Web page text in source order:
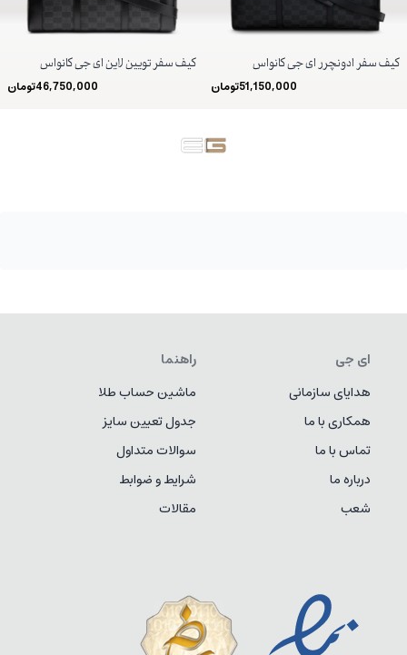
کیف سفر ادونچرر ای جی کانواس
51,150,000تومان
کیف سفر تویین لاین ای جی کانواس
46,750,000تومان
ای جی
هدایای سازمانی
همکاری با ما
تماس با ما
درباره ما
شعب
راهنما
ماشین حساب طلا
جدول تعیین سایز
سوالات متداول
شرایط و ضوابط
مقالات